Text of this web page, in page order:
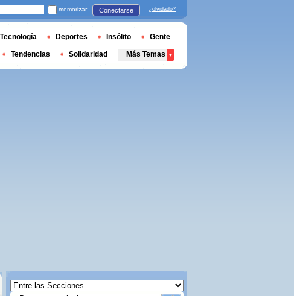
memorizar Conectarse ¿olvidado?
Tecnología Deportes Insólito Gente
Tendencias Solidaridad Más Temas